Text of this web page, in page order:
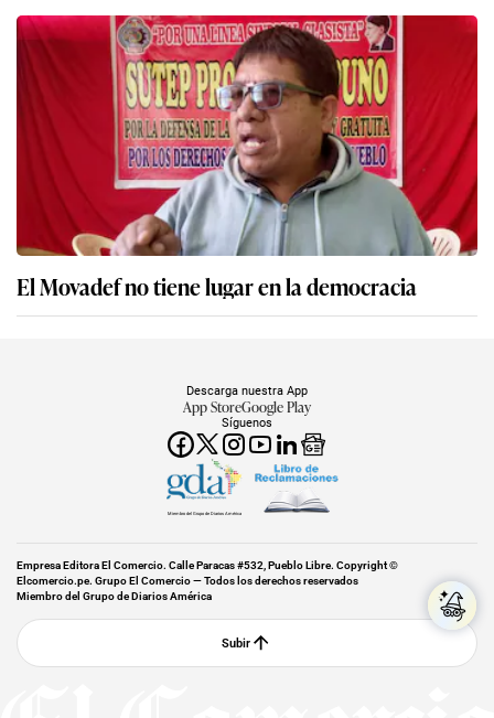
El Movadef no tiene lugar en la democracia
Síguenos
Descarga nuestra App
App StoreGoogle Play
Miembro del Grupo de Diarios América
Empresa Editora El Comercio. Calle Paracas #532, Pueblo Libre. Copyright ©
Elcomercio.pe. Grupo El Comercio — Todos los derechos reservados
Miembro del Grupo de Diarios América
Subir